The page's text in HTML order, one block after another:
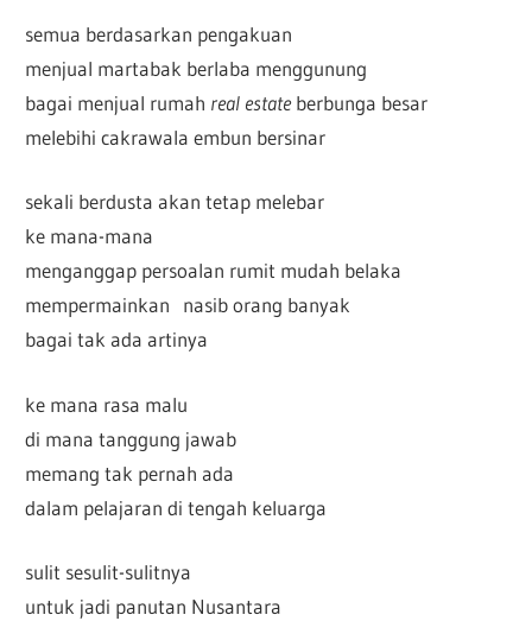
semua berdasarkan pengakuan
menjual martabak berlaba menggunung
bagai menjual rumah real estateberbunga besar
melebihi cakrawala embun bersinar
sekali berdusta akan tetap melebar
ke mana-mana
menganggap persoalan rumit mudah belaka
mempermainkan nasib orang banyak
bagai tak ada artinya
ke mana rasa malu
di mana tanggung jawab
memang tak pernah ada
dalam pelajaran di tengah keluarga
sulit sesulit-sulitnya
untuk jadi panutan Nusantara